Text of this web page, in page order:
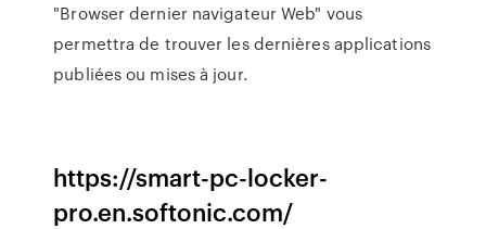
"Browser dernier navigateur Web" vous
permettra de trouver les dernières applications
publiées ou mises à jour.
https://smart-pc-locker-
pro.en.softonic.com/